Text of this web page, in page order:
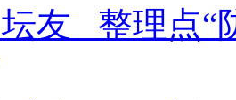
友 整理点“